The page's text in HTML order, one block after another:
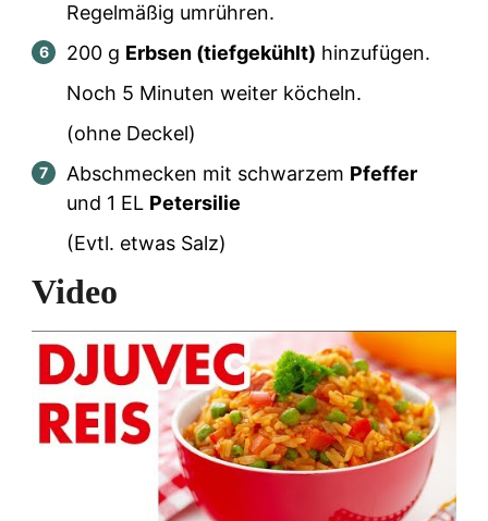
Regelmäßig umrühren.
200 g Erbsen (tiefgekühlt) hinzufügen.
Noch 5 Minuten weiter köcheln.
(ohne Deckel)
Abschmecken mit schwarzem Pfeffer
und 1 EL Petersilie
(Evtl. etwas Salz)
Video